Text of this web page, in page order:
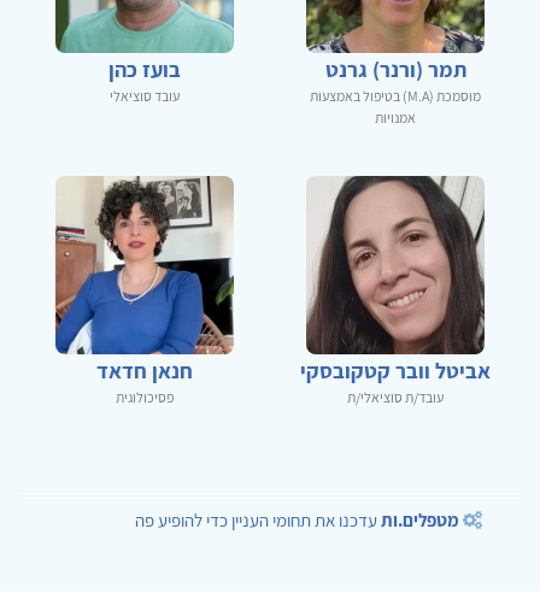
תמר (ורנר) גרנט
מוסמכת (M.A) בטיפול באמצעות
אמנויות
בועז כהן
עובד סוציאלי
אביטל וובר קטקובסקי
עובד/ת סוציאלי/ת
חנאן חדאד
פסיכולוגית
מטפלים.ותעדכנו את תחומי העניין כדי להופיע פה